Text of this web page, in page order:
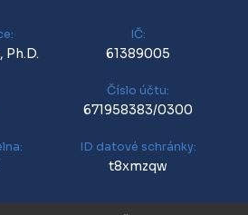
Ph.D.
IČ:
61389005
Číslo účtu:
671958383/0300
ID datové schránky:
t8xmzqw